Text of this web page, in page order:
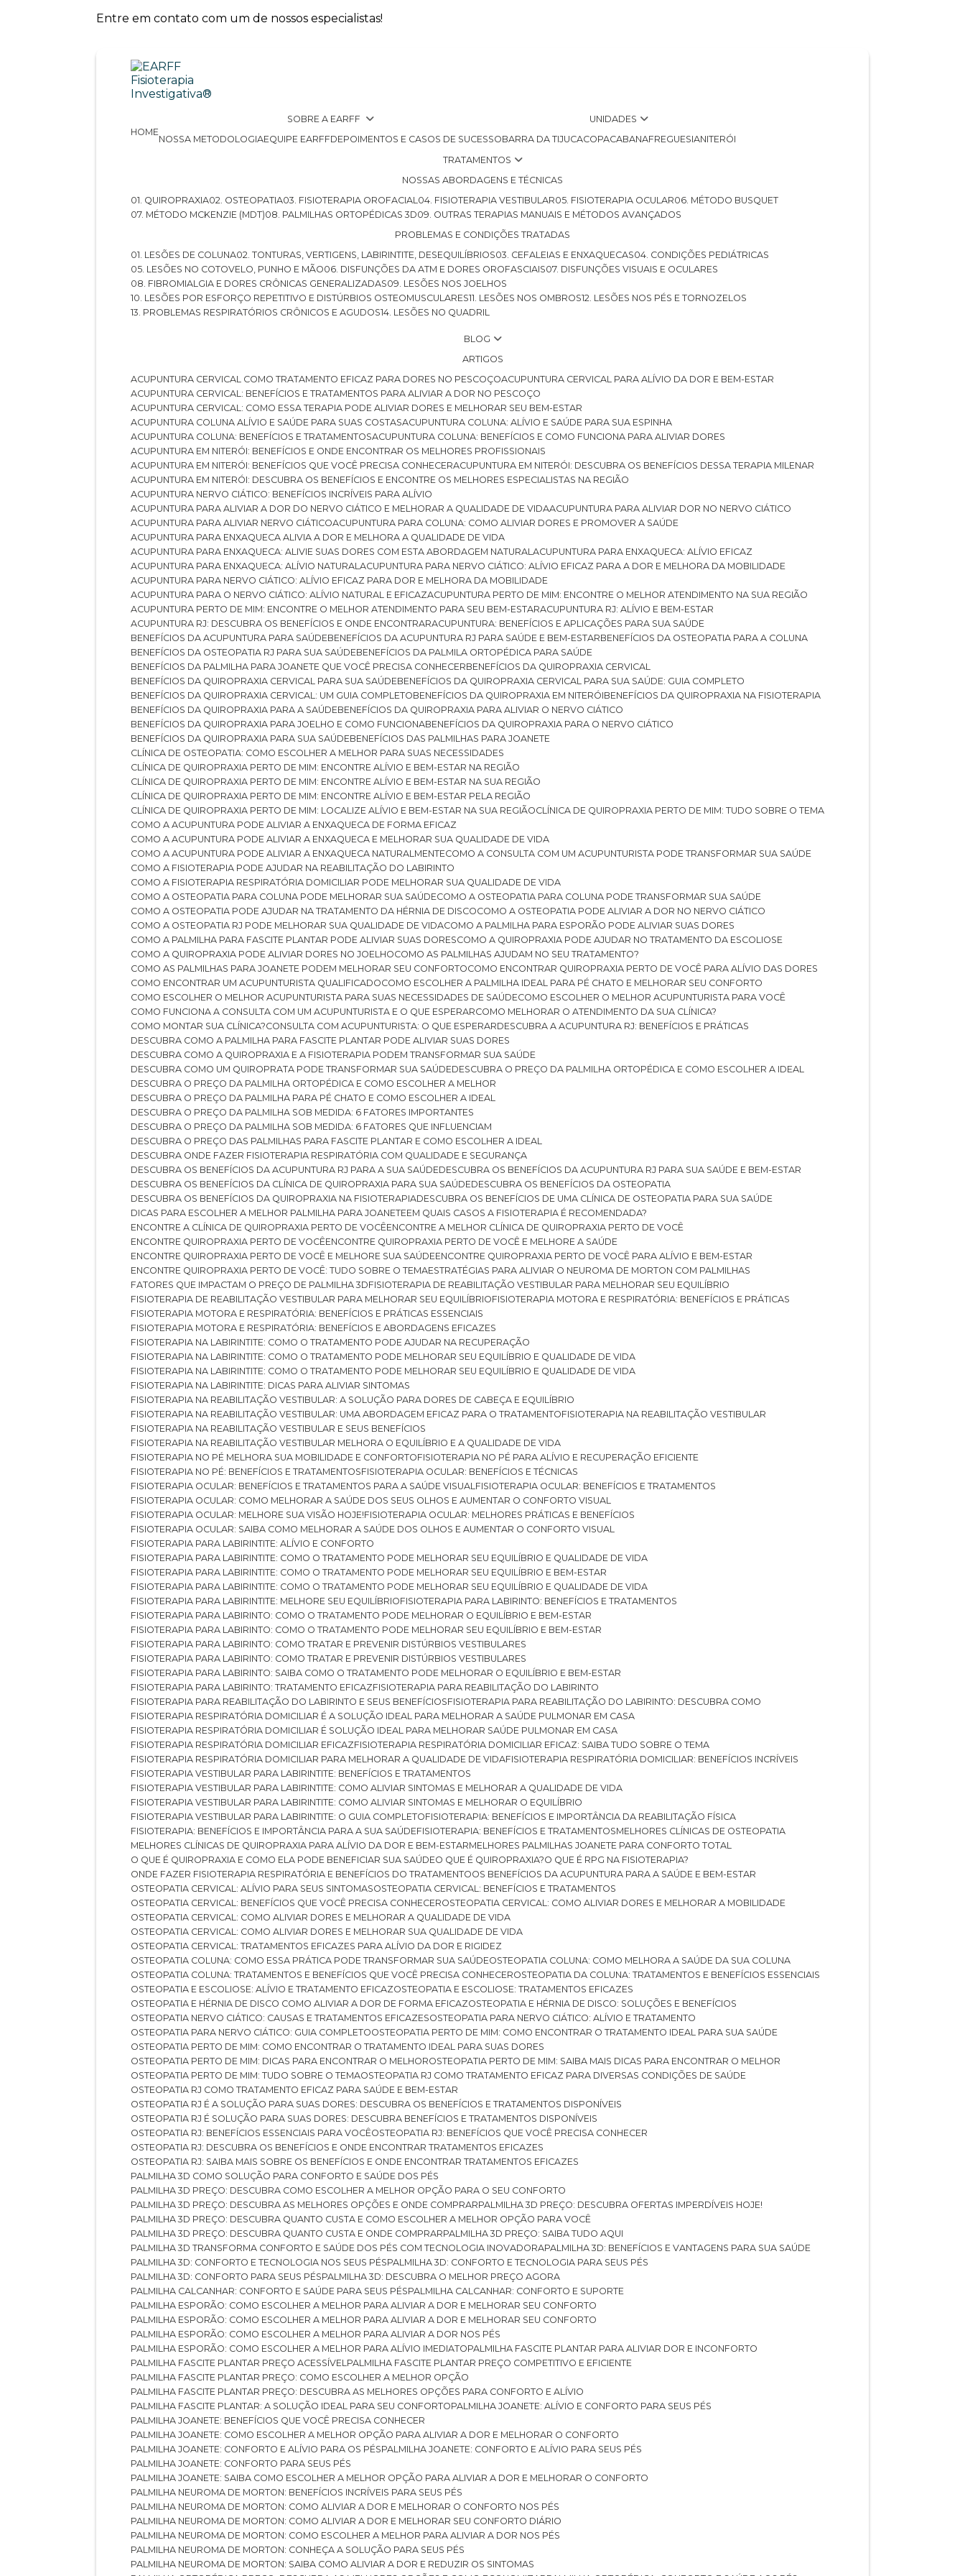
Entre em contato com um de nossos especialistas!
HOME
SOBRE A EARFF
NOSSA METODOLOGIA EQUIPE EARFF DEPOIMENTOS E CASOS DE SUCESSO
UNIDADES
BARRA DA TIJUCA
COPACABANA FREGUESIA
NITERÓI
TRATAMENTOS
NOSSAS ABORDAGENS E TÉCNICAS
01. QUIROPRAXIA
02. OSTEOPATIA 03. FISIOTERAPIA OROFACIAL 04. FISIOTERAPIA VESTIBULAR 05. FISIOTERAPIA OCULAR
06. MÉTODO BUSQUET
07. MÉTODO MCKENZIE (MDT)
08. PALMILHAS ORTOPÉDICAS 3D
09. OUTRAS TERAPIAS MANUAIS E MÉTODOS AVANÇADOS
PROBLEMAS E CONDIÇÕES TRATADAS
01. LESÕES DE COLUNA
02. TONTURAS, VERTIGENS, LABIRINTITE, DESEQUILÍBRIOS 03. CEFALEIAS E ENXAQUECAS
04. CONDIÇÕES PEDIÁTRICAS
05. LESÕES NO COTOVELO, PUNHO E MÃO
06. DISFUNÇÕES DA ATM E DORES OROFASCIAIS
07. DISFUNÇÕES VISUAIS E OCULARES
08. FIBROMIALGIA E DORES CRÔNICAS GENERALIZADAS
09. LESÕES NOS JOELHOS
10. LESÕES POR ESFORÇO REPETITIVO E DISTÚRBIOS OSTEOMUSCULARES 11. LESÕES NOS OMBROS 12. LESÕES NOS PÉS E TORNOZELOS
13. PROBLEMAS RESPIRATÓRIOS CRÔNICOS E AGUDOS 14. LESÕES NO QUADRIL
BLOG
ARTIGOS
ACUPUNTURA CERVICAL COMO TRATAMENTO EFICAZ PARA DORES NO PESCOÇO
ACUPUNTURA CERVICAL PARA ALÍVIO DA DOR E BEM-ESTAR
ACUPUNTURA CERVICAL: BENEFÍCIOS E TRATAMENTOS PARA ALIVIAR A DOR NO PESCOÇO
ACUPUNTURA CERVICAL: COMO ESSA TERAPIA PODE ALIVIAR DORES E MELHORAR SEU BEM-ESTAR
ACUPUNTURA COLUNA ALÍVIO E SAÚDE PARA SUAS COSTAS
ACUPUNTURA COLUNA: ALÍVIO E SAÚDE PARA SUA ESPINHA
ACUPUNTURA COLUNA: BENEFÍCIOS E TRATAMENTOS
ACUPUNTURA COLUNA: BENEFÍCIOS E COMO FUNCIONA PARA ALIVIAR DORES
ACUPUNTURA EM NITERÓI: BENEFÍCIOS E ONDE ENCONTRAR OS MELHORES PROFISSIONAIS
ACUPUNTURA EM NITERÓI: BENEFÍCIOS QUE VOCÊ PRECISA CONHECER
ACUPUNTURA EM NITERÓI: DESCUBRA OS BENEFÍCIOS DESSA TERAPIA MILENAR
ACUPUNTURA EM NITERÓI: DESCUBRA OS BENEFÍCIOS E ENCONTRE OS MELHORES ESPECIALISTAS NA REGIÃO
ACUPUNTURA NERVO CIÁTICO: BENEFÍCIOS INCRÍVEIS PARA ALÍVIO
ACUPUNTURA PARA ALIVIAR A DOR DO NERVO CIÁTICO E MELHORAR A QUALIDADE DE VIDA
ACUPUNTURA PARA ALIVIAR DOR NO NERVO CIÁTICO
ACUPUNTURA PARA ALIVIAR NERVO CIÁTICO
ACUPUNTURA PARA COLUNA: COMO ALIVIAR DORES E PROMOVER A SAÚDE
ACUPUNTURA PARA ENXAQUECA ALIVIA A DOR E MELHORA A QUALIDADE DE VIDA
ACUPUNTURA PARA ENXAQUECA: ALIVIE SUAS DORES COM ESTA ABORDAGEM NATURAL
ACUPUNTURA PARA ENXAQUECA: ALÍVIO EFICAZ
ACUPUNTURA PARA ENXAQUECA: ALÍVIO NATURAL
ACUPUNTURA PARA NERVO CIÁTICO: ALÍVIO EFICAZ PARA A DOR E MELHORA DA MOBILIDADE
ACUPUNTURA PARA NERVO CIÁTICO: ALÍVIO EFICAZ PARA DOR E MELHORA DA MOBILIDADE
ACUPUNTURA PARA O NERVO CIÁTICO: ALÍVIO NATURAL E EFICAZ
ACUPUNTURA PERTO DE MIM: ENCONTRE O MELHOR ATENDIMENTO NA SUA REGIÃO
ACUPUNTURA PERTO DE MIM: ENCONTRE O MELHOR ATENDIMENTO PARA SEU BEM-ESTAR
ACUPUNTURA RJ: ALÍVIO E BEM-ESTAR
ACUPUNTURA RJ: DESCUBRA OS BENEFÍCIOS E ONDE ENCONTRAR
ACUPUNTURA: BENEFÍCIOS E APLICAÇÕES PARA SUA SAÚDE
BENEFÍCIOS DA ACUPUNTURA PARA SAÚDE
BENEFÍCIOS DA ACUPUNTURA RJ PARA SAÚDE E BEM-ESTAR
BENEFÍCIOS DA OSTEOPATIA PARA A COLUNA
BENEFÍCIOS DA OSTEOPATIA RJ PARA SUA SAÚDE
BENEFÍCIOS DA PALMILA ORTOPÉDICA PARA SAÚDE
BENEFÍCIOS DA PALMILHA PARA JOANETE QUE VOCÊ PRECISA CONHECER
BENEFÍCIOS DA QUIROPRAXIA CERVICAL
BENEFÍCIOS DA QUIROPRAXIA CERVICAL PARA SUA SAÚDE
BENEFÍCIOS DA QUIROPRAXIA CERVICAL PARA SUA SAÚDE: GUIA COMPLETO
BENEFÍCIOS DA QUIROPRAXIA CERVICAL: UM GUIA COMPLETO
BENEFÍCIOS DA QUIROPRAXIA EM NITERÓI
BENEFÍCIOS DA QUIROPRAXIA NA FISIOTERAPIA
BENEFÍCIOS DA QUIROPRAXIA PARA A SAÚDE
BENEFÍCIOS DA QUIROPRAXIA PARA ALIVIAR O NERVO CIÁTICO
BENEFÍCIOS DA QUIROPRAXIA PARA JOELHO E COMO FUNCIONA
BENEFÍCIOS DA QUIROPRAXIA PARA O NERVO CIÁTICO
BENEFÍCIOS DA QUIROPRAXIA PARA SUA SAÚDE
BENEFÍCIOS DAS PALMILHAS PARA JOANETE
CLÍNICA DE OSTEOPATIA: COMO ESCOLHER A MELHOR PARA SUAS NECESSIDADES
CLÍNICA DE QUIROPRAXIA PERTO DE MIM: ENCONTRE ALÍVIO E BEM-ESTAR NA REGIÃO
CLÍNICA DE QUIROPRAXIA PERTO DE MIM: ENCONTRE ALÍVIO E BEM-ESTAR NA SUA REGIÃO
CLÍNICA DE QUIROPRAXIA PERTO DE MIM: ENCONTRE ALÍVIO E BEM-ESTAR PELA REGIÃO
CLÍNICA DE QUIROPRAXIA PERTO DE MIM: LOCALIZE ALÍVIO E BEM-ESTAR NA SUA REGIÃO
CLÍNICA DE QUIROPRAXIA PERTO DE MIM: TUDO SOBRE O TEMA
COMO A ACUPUNTURA PODE ALIVIAR A ENXAQUECA DE FORMA EFICAZ
COMO A ACUPUNTURA PODE ALIVIAR A ENXAQUECA E MELHORAR SUA QUALIDADE DE VIDA
COMO A ACUPUNTURA PODE ALIVIAR A ENXAQUECA NATURALMENTE
COMO A CONSULTA COM UM ACUPUNTURISTA PODE TRANSFORMAR SUA SAÚDE
COMO A FISIOTERAPIA PODE AJUDAR NA REABILITAÇÃO DO LABIRINTO
COMO A FISIOTERAPIA RESPIRATÓRIA DOMICILIAR PODE MELHORAR SUA QUALIDADE DE VIDA
COMO A OSTEOPATIA PARA COLUNA PODE MELHORAR SUA SAÚDE
COMO A OSTEOPATIA PARA COLUNA PODE TRANSFORMAR SUA SAÚDE
COMO A OSTEOPATIA PODE AJUDAR NA TRATAMENTO DA HÉRNIA DE DISCO
COMO A OSTEOPATIA PODE ALIVIAR A DOR NO NERVO CIÁTICO
COMO A OSTEOPATIA RJ PODE MELHORAR SUA QUALIDADE DE VIDA
COMO A PALMILHA PARA ESPORÃO PODE ALIVIAR SUAS DORES
COMO A PALMILHA PARA FASCITE PLANTAR PODE ALIVIAR SUAS DORES
COMO A QUIROPRAXIA PODE AJUDAR NO TRATAMENTO DA ESCOLIOSE
COMO A QUIROPRAXIA PODE ALIVIAR DORES NO JOELHO
COMO AS PALMILHAS AJUDAM NO SEU TRATAMENTO?
COMO AS PALMILHAS PARA JOANETE PODEM MELHORAR SEU CONFORTO
COMO ENCONTRAR QUIROPRAXIA PERTO DE VOCÊ PARA ALÍVIO DAS DORES
COMO ENCONTRAR UM ACUPUNTURISTA QUALIFICADO
COMO ESCOLHER A PALMILHA IDEAL PARA PÉ CHATO E MELHORAR SEU CONFORTO
COMO ESCOLHER O MELHOR ACUPUNTURISTA PARA SUAS NECESSIDADES DE SAÚDE
COMO ESCOLHER O MELHOR ACUPUNTURISTA PARA VOCÊ
COMO FUNCIONA A CONSULTA COM UM ACUPUNTURISTA E O QUE ESPERAR
COMO MELHORAR O ATENDIMENTO DA SUA CLÍNICA?
COMO MONTAR SUA CLÍNICA?
CONSULTA COM ACUPUNTURISTA: O QUE ESPERAR
DESCUBRA A ACUPUNTURA RJ: BENEFÍCIOS E PRÁTICAS
DESCUBRA COMO A PALMILHA PARA FASCITE PLANTAR PODE ALIVIAR SUAS DORES
DESCUBRA COMO A QUIROPRAXIA E A FISIOTERAPIA PODEM TRANSFORMAR SUA SAÚDE
DESCUBRA COMO UM QUIROPRATA PODE TRANSFORMAR SUA SAÚDE
DESCUBRA O PREÇO DA PALMILHA ORTOPÉDICA E COMO ESCOLHER A IDEAL
DESCUBRA O PREÇO DA PALMILHA ORTOPÉDICA E COMO ESCOLHER A MELHOR
DESCUBRA O PREÇO DA PALMILHA PARA PÉ CHATO E COMO ESCOLHER A IDEAL
DESCUBRA O PREÇO DA PALMILHA SOB MEDIDA: 6 FATORES IMPORTANTES
DESCUBRA O PREÇO DA PALMILHA SOB MEDIDA: 6 FATORES QUE INFLUENCIAM
DESCUBRA O PREÇO DAS PALMILHAS PARA FASCITE PLANTAR E COMO ESCOLHER A IDEAL
DESCUBRA ONDE FAZER FISIOTERAPIA RESPIRATÓRIA COM QUALIDADE E SEGURANÇA
DESCUBRA OS BENEFÍCIOS DA ACUPUNTURA RJ PARA A SUA SAÚDE
DESCUBRA OS BENEFÍCIOS DA ACUPUNTURA RJ PARA SUA SAÚDE E BEM-ESTAR
DESCUBRA OS BENEFÍCIOS DA CLÍNICA DE QUIROPRAXIA PARA SUA SAÚDE
DESCUBRA OS BENEFÍCIOS DA OSTEOPATIA
DESCUBRA OS BENEFÍCIOS DA QUIROPRAXIA NA FISIOTERAPIA
DESCUBRA OS BENEFÍCIOS DE UMA CLÍNICA DE OSTEOPATIA PARA SUA SAÚDE
DICAS PARA ESCOLHER A MELHOR PALMILHA PARA JOANETE EM QUAIS CASOS A FISIOTERAPIA É RECOMENDADA?
ENCONTRE A CLÍNICA DE QUIROPRAXIA PERTO DE VOCÊ ENCONTRE A MELHOR CLÍNICA DE QUIROPRAXIA PERTO DE VOCÊ
ENCONTRE QUIROPRAXIA PERTO DE VOCÊ ENCONTRE QUIROPRAXIA PERTO DE VOCÊ E MELHORE A SAÚDE
ENCONTRE QUIROPRAXIA PERTO DE VOCÊ E MELHORE SUA SAÚDE ENCONTRE QUIROPRAXIA PERTO DE VOCÊ PARA ALÍVIO E BEM-ESTAR
ENCONTRE QUIROPRAXIA PERTO DE VOCÊ: TUDO SOBRE O TEMA ESTRATÉGIAS PARA ALIVIAR O NEUROMA DE MORTON COM PALMILHAS
FATORES QUE IMPACTAM O PREÇO DE PALMILHA 3D
FISIOTERAPIA DE REABILITAÇÃO VESTIBULAR PARA MELHORAR SEU EQUILÍBRIO
FISIOTERAPIA DE REABILITAÇÃO VESTIBULAR PARA MELHORAR SEU EQUILÍBRIO
FISIOTERAPIA MOTORA E RESPIRATÓRIA: BENEFÍCIOS E PRÁTICAS
FISIOTERAPIA MOTORA E RESPIRATÓRIA: BENEFÍCIOS E PRÁTICAS ESSENCIAIS
FISIOTERAPIA MOTORA E RESPIRATÓRIA: BENEFÍCIOS E ABORDAGENS EFICAZES
FISIOTERAPIA NA LABIRINTITE: COMO O TRATAMENTO PODE AJUDAR NA RECUPERAÇÃO
FISIOTERAPIA NA LABIRINTITE: COMO O TRATAMENTO PODE MELHORAR SEU EQUILÍBRIO E QUALIDADE DE VIDA
FISIOTERAPIA NA LABIRINTITE: COMO O TRATAMENTO PODE MELHORAR SEU EQUILÍBRIO E QUALIDADE DE VIDA
FISIOTERAPIA NA LABIRINTITE: DICAS PARA ALIVIAR SINTOMAS
FISIOTERAPIA NA REABILITAÇÃO VESTIBULAR: A SOLUÇÃO PARA DORES DE CABEÇA E EQUILÍBRIO
FISIOTERAPIA NA REABILITAÇÃO VESTIBULAR: UMA ABORDAGEM EFICAZ PARA O TRATAMENTO
FISIOTERAPIA NA REABILITAÇÃO VESTIBULAR
FISIOTERAPIA NA REABILITAÇÃO VESTIBULAR E SEUS BENEFÍCIOS
FISIOTERAPIA NA REABILITAÇÃO VESTIBULAR MELHORA O EQUILÍBRIO E A QUALIDADE DE VIDA
FISIOTERAPIA NO PÉ MELHORA SUA MOBILIDADE E CONFORTO
FISIOTERAPIA NO PÉ PARA ALÍVIO E RECUPERAÇÃO EFICIENTE
FISIOTERAPIA NO PÉ: BENEFÍCIOS E TRATAMENTOS
FISIOTERAPIA OCULAR: BENEFÍCIOS E TÉCNICAS
FISIOTERAPIA OCULAR: BENEFÍCIOS E TRATAMENTOS PARA A SAÚDE VISUAL FISIOTERAPIA OCULAR: BENEFÍCIOS E TRATAMENTOS
FISIOTERAPIA OCULAR: COMO MELHORAR A SAÚDE DOS SEUS OLHOS E AUMENTAR O CONFORTO VISUAL
FISIOTERAPIA OCULAR: MELHORE SUA VISÃO HOJE! FISIOTERAPIA OCULAR: MELHORES PRÁTICAS E BENEFÍCIOS
FISIOTERAPIA OCULAR: SAIBA COMO MELHORAR A SAÚDE DOS OLHOS E AUMENTAR O CONFORTO VISUAL
FISIOTERAPIA PARA LABIRINTITE: ALÍVIO E CONFORTO
FISIOTERAPIA PARA LABIRINTITE: COMO O TRATAMENTO PODE MELHORAR SEU EQUILÍBRIO E QUALIDADE DE VIDA
FISIOTERAPIA PARA LABIRINTITE: COMO O TRATAMENTO PODE MELHORAR SEU EQUILÍBRIO E BEM-ESTAR
FISIOTERAPIA PARA LABIRINTITE: COMO O TRATAMENTO PODE MELHORAR SEU EQUILÍBRIO E QUALIDADE DE VIDA
FISIOTERAPIA PARA LABIRINTITE: MELHORE SEU EQUILÍBRIO
FISIOTERAPIA PARA LABIRINTO: BENEFÍCIOS E TRATAMENTOS
FISIOTERAPIA PARA LABIRINTO: COMO O TRATAMENTO PODE MELHORAR O EQUILÍBRIO E BEM-ESTAR
FISIOTERAPIA PARA LABIRINTO: COMO O TRATAMENTO PODE MELHORAR SEU EQUILÍBRIO E BEM-ESTAR
FISIOTERAPIA PARA LABIRINTO: COMO TRATAR E PREVENIR DISTÚRBIOS VESTIBULARES
FISIOTERAPIA PARA LABIRINTO: COMO TRATAR E PREVENIR DISTÚRBIOS VESTIBULARES
FISIOTERAPIA PARA LABIRINTO: SAIBA COMO O TRATAMENTO PODE MELHORAR O EQUILÍBRIO E BEM-ESTAR
FISIOTERAPIA PARA LABIRINTO: TRATAMENTO EFICAZ FISIOTERAPIA PARA REABILITAÇÃO DO LABIRINTO
FISIOTERAPIA PARA REABILITAÇÃO DO LABIRINTO E SEUS BENEFÍCIOS
FISIOTERAPIA PARA REABILITAÇÃO DO LABIRINTO: DESCUBRA COMO
FISIOTERAPIA RESPIRATÓRIA DOMICILIAR É A SOLUÇÃO IDEAL PARA MELHORAR A SAÚDE PULMONAR EM CASA
FISIOTERAPIA RESPIRATÓRIA DOMICILIAR É SOLUÇÃO IDEAL PARA MELHORAR SAÚDE PULMONAR EM CASA
FISIOTERAPIA RESPIRATÓRIA DOMICILIAR EFICAZ FISIOTERAPIA RESPIRATÓRIA DOMICILIAR EFICAZ: SAIBA TUDO SOBRE O TEMA
FISIOTERAPIA RESPIRATÓRIA DOMICILIAR PARA MELHORAR A QUALIDADE DE VIDA FISIOTERAPIA RESPIRATÓRIA DOMICILIAR: BENEFÍCIOS INCRÍVEIS
FISIOTERAPIA VESTIBULAR PARA LABIRINTITE: BENEFÍCIOS E TRATAMENTOS
FISIOTERAPIA VESTIBULAR PARA LABIRINTITE: COMO ALIVIAR SINTOMAS E MELHORAR A QUALIDADE DE VIDA
FISIOTERAPIA VESTIBULAR PARA LABIRINTITE: COMO ALIVIAR SINTOMAS E MELHORAR O EQUILÍBRIO
FISIOTERAPIA VESTIBULAR PARA LABIRINTITE: O GUIA COMPLETO
FISIOTERAPIA: BENEFÍCIOS E IMPORTÂNCIA DA REABILITAÇÃO FÍSICA
FISIOTERAPIA: BENEFÍCIOS E IMPORTÂNCIA PARA A SUA SAÚDE FISIOTERAPIA: BENEFÍCIOS E TRATAMENTOS
MELHORES CLÍNICAS DE OSTEOPATIA
MELHORES CLÍNICAS DE QUIROPRAXIA PARA ALÍVIO DA DOR E BEM-ESTAR
MELHORES PALMILHAS JOANETE PARA CONFORTO TOTAL
O QUE É QUIROPRAXIA E COMO ELA PODE BENEFICIAR SUA SAÚDE
O QUE É QUIROPRAXIA?
O QUE É RPG NA FISIOTERAPIA?
ONDE FAZER FISIOTERAPIA RESPIRATÓRIA E BENEFÍCIOS DO TRATAMENTO
OS BENEFÍCIOS DA ACUPUNTURA PARA A SAÚDE E BEM-ESTAR
OSTEOPATIA CERVICAL: ALÍVIO PARA SEUS SINTOMAS
OSTEOPATIA CERVICAL: BENEFÍCIOS E TRATAMENTOS
OSTEOPATIA CERVICAL: BENEFÍCIOS QUE VOCÊ PRECISA CONHECER
OSTEOPATIA CERVICAL: COMO ALIVIAR DORES E MELHORAR A MOBILIDADE
OSTEOPATIA CERVICAL: COMO ALIVIAR DORES E MELHORAR A QUALIDADE DE VIDA
OSTEOPATIA CERVICAL: COMO ALIVIAR DORES E MELHORAR SUA QUALIDADE DE VIDA
OSTEOPATIA CERVICAL: TRATAMENTOS EFICAZES PARA ALÍVIO DA DOR E RIGIDEZ
OSTEOPATIA COLUNA: COMO ESSA PRÁTICA PODE TRANSFORMAR SUA SAÚDE
OSTEOPATIA COLUNA: COMO MELHORA A SAÚDE DA SUA COLUNA
OSTEOPATIA COLUNA: TRATAMENTOS E BENEFÍCIOS QUE VOCÊ PRECISA CONHECER
OSTEOPATIA DA COLUNA: TRATAMENTOS E BENEFÍCIOS ESSENCIAIS
OSTEOPATIA E ESCOLIOSE: ALÍVIO E TRATAMENTO EFICAZ
OSTEOPATIA E ESCOLIOSE: TRATAMENTOS EFICAZES
OSTEOPATIA E HÉRNIA DE DISCO COMO ALIVIAR A DOR DE FORMA EFICAZ
OSTEOPATIA E HÉRNIA DE DISCO: SOLUÇÕES E BENEFÍCIOS
OSTEOPATIA NERVO CIÁTICO: CAUSAS E TRATAMENTOS EFICAZES
OSTEOPATIA PARA NERVO CIÁTICO: ALÍVIO E TRATAMENTO
OSTEOPATIA PARA NERVO CIÁTICO: GUIA COMPLETO
OSTEOPATIA PERTO DE MIM: COMO ENCONTRAR O TRATAMENTO IDEAL PARA SUA SAÚDE
OSTEOPATIA PERTO DE MIM: COMO ENCONTRAR O TRATAMENTO IDEAL PARA SUAS DORES
OSTEOPATIA PERTO DE MIM: DICAS PARA ENCONTRAR O MELHOR
OSTEOPATIA PERTO DE MIM: SAIBA MAIS DICAS PARA ENCONTRAR O MELHOR
OSTEOPATIA PERTO DE MIM: TUDO SOBRE O TEMA
OSTEOPATIA RJ COMO TRATAMENTO EFICAZ PARA DIVERSAS CONDIÇÕES DE SAÚDE
OSTEOPATIA RJ COMO TRATAMENTO EFICAZ PARA SAÚDE E BEM-ESTAR
OSTEOPATIA RJ É A SOLUÇÃO PARA SUAS DORES: DESCUBRA OS BENEFÍCIOS E TRATAMENTOS DISPONÍVEIS
OSTEOPATIA RJ É SOLUÇÃO PARA SUAS DORES: DESCUBRA BENEFÍCIOS E TRATAMENTOS DISPONÍVEIS
OSTEOPATIA RJ: BENEFÍCIOS ESSENCIAIS PARA VOCÊ
OSTEOPATIA RJ: BENEFÍCIOS QUE VOCÊ PRECISA CONHECER
OSTEOPATIA RJ: DESCUBRA OS BENEFÍCIOS E ONDE ENCONTRAR TRATAMENTOS EFICAZES
OSTEOPATIA RJ: SAIBA MAIS SOBRE OS BENEFÍCIOS E ONDE ENCONTRAR TRATAMENTOS EFICAZES
PALMILHA 3D COMO SOLUÇÃO PARA CONFORTO E SAÚDE DOS PÉS
PALMILHA 3D PREÇO: DESCUBRA COMO ESCOLHER A MELHOR OPÇÃO PARA O SEU CONFORTO
PALMILHA 3D PREÇO: DESCUBRA AS MELHORES OPÇÕES E ONDE COMPRAR
PALMILHA 3D PREÇO: DESCUBRA OFERTAS IMPERDÍVEIS HOJE!
PALMILHA 3D PREÇO: DESCUBRA QUANTO CUSTA E COMO ESCOLHER A MELHOR OPÇÃO PARA VOCÊ
PALMILHA 3D PREÇO: DESCUBRA QUANTO CUSTA E ONDE COMPRAR
PALMILHA 3D PREÇO: SAIBA TUDO AQUI
PALMILHA 3D TRANSFORMA CONFORTO E SAÚDE DOS PÉS COM TECNOLOGIA INOVADORA PALMILHA 3D: BENEFÍCIOS E VANTAGENS PARA SUA SAÚDE
PALMILHA 3D: CONFORTO E TECNOLOGIA NOS SEUS PÉS
PALMILHA 3D: CONFORTO E TECNOLOGIA PARA SEUS PÉS
PALMILHA 3D: CONFORTO PARA SEUS PÉS
PALMILHA 3D: DESCUBRA O MELHOR PREÇO AGORA
PALMILHA CALCANHAR: CONFORTO E SAÚDE PARA SEUS PÉS
PALMILHA CALCANHAR: CONFORTO E SUPORTE
PALMILHA ESPORÃO: COMO ESCOLHER A MELHOR PARA ALIVIAR A DOR E MELHORAR SEU CONFORTO
PALMILHA ESPORÃO: COMO ESCOLHER A MELHOR PARA ALIVIAR A DOR E MELHORAR SEU CONFORTO
PALMILHA ESPORÃO: COMO ESCOLHER A MELHOR PARA ALIVIAR A DOR NOS PÉS
PALMILHA ESPORÃO: COMO ESCOLHER A MELHOR PARA ALÍVIO IMEDIATO
PALMILHA FASCITE PLANTAR PARA ALIVIAR DOR E INCONFORTO
PALMILHA FASCITE PLANTAR PREÇO ACESSÍVEL PALMILHA FASCITE PLANTAR PREÇO COMPETITIVO E EFICIENTE
PALMILHA FASCITE PLANTAR PREÇO: COMO ESCOLHER A MELHOR OPÇÃO
PALMILHA FASCITE PLANTAR PREÇO: DESCUBRA AS MELHORES OPÇÕES PARA CONFORTO E ALÍVIO
PALMILHA FASCITE PLANTAR: A SOLUÇÃO IDEAL PARA SEU CONFORTO
PALMILHA JOANETE: ALÍVIO E CONFORTO PARA SEUS PÉS
PALMILHA JOANETE: BENEFÍCIOS QUE VOCÊ PRECISA CONHECER
PALMILHA JOANETE: COMO ESCOLHER A MELHOR OPÇÃO PARA ALIVIAR A DOR E MELHORAR O CONFORTO
PALMILHA JOANETE: CONFORTO E ALÍVIO PARA OS PÉS
PALMILHA JOANETE: CONFORTO E ALÍVIO PARA SEUS PÉS
PALMILHA JOANETE: CONFORTO PARA SEUS PÉS
PALMILHA JOANETE: SAIBA COMO ESCOLHER A MELHOR OPÇÃO PARA ALIVIAR A DOR E MELHORAR O CONFORTO
PALMILHA NEUROMA DE MORTON: BENEFÍCIOS INCRÍVEIS PARA SEUS PÉS
PALMILHA NEUROMA DE MORTON: COMO ALIVIAR A DOR E MELHORAR O CONFORTO NOS PÉS
PALMILHA NEUROMA DE MORTON: COMO ALIVIAR A DOR E MELHORAR SEU CONFORTO DIÁRIO
PALMILHA NEUROMA DE MORTON: COMO ESCOLHER A MELHOR PARA ALIVIAR A DOR NOS PÉS
PALMILHA NEUROMA DE MORTON: CONHEÇA A SOLUÇÃO PARA SEUS PÉS
PALMILHA NEUROMA DE MORTON: SAIBA COMO ALIVIAR A DOR E REDUZIR OS SINTOMAS